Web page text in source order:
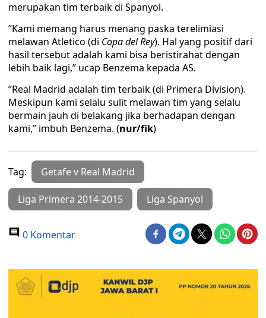
merupakan tim terbaik di Spanyol.
”Kami memang harus menang paska terelimiasi
melawan Atletico (di Copa del Rey). Hal yang positif dari
hasil tersebut adalah kami bisa beristirahat dengan
lebih baik lagi,” ucap Benzema kepada AS.
”Real Madrid adalah tim terbaik (di Primera Division).
Meskipun kami selalu sulit melawan tim yang selalu
bermain jauh di belakang jika berhadapan dengan
kami,” imbuh Benzema. (nur/fik)
Tag: Getafe v Real Madrid
Liga Primera 2014-2015 Liga Spanyol
0 Komentar